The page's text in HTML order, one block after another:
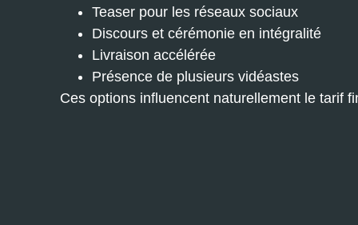
Teaser pour les réseaux sociaux
Discours et cérémonie en intégralité
Livraison accélérée
Présence de plusieurs vidéastes
Ces options influencent naturellement le tarif